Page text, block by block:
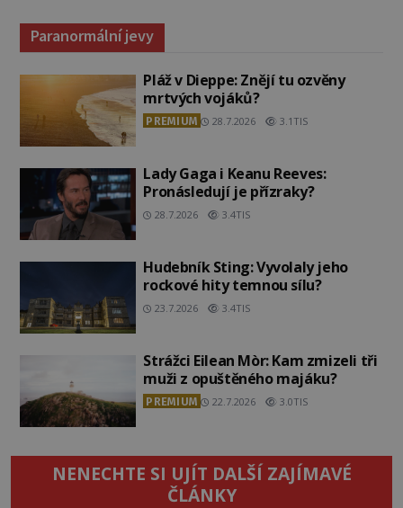
Paranormální jevy
Pláž v Dieppe: Znějí tu ozvěny
mrtvých vojáků?
PREMIUM 28.7.2026 3.1TIS
Lady Gaga i Keanu Reeves:
Pronásledují je přízraky?
28.7.2026 3.4TIS
Hudebník Sting: Vyvolaly jeho
rockové hity temnou sílu?
23.7.2026 3.4TIS
Strážci Eilean Mòr: Kam zmizeli tři
muži z opuštěného majáku?
PREMIUM 22.7.2026 3.0TIS
NENECHTE SI UJÍT DALŠÍ ZAJÍMAVÉ
ČLÁNKY